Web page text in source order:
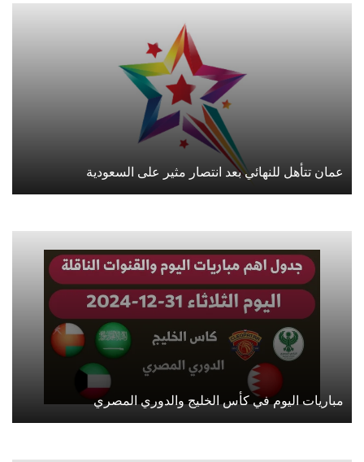
عمان تتأهل للنهائي بعد انتصار مثير على السعودية
مباريات اليوم في كأس الخليج والدوري المصري